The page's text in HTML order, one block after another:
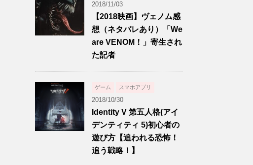
2018/11/03
【2018映画】ヴェノム感
想（ネタバレあり）「We
are VENOM！」寄生され
た記者
ゲーム スマホアプリ
2018/10/30
Identity V 第五人格(アイ
デンティティ 5)初心者の
遊び方【追われる恐怖！
追う戦略！】